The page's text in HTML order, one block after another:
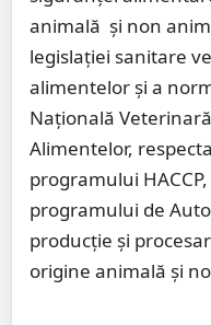
animală și non
legislației sanitare
alimentelor și a
Națională
Alimentelor,
programului
programului de
producție și
origine animală și